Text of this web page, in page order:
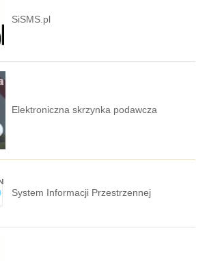
SiSMS.pl
Elektroniczna skrzynka podawcza
System Informacji Przestrzennej